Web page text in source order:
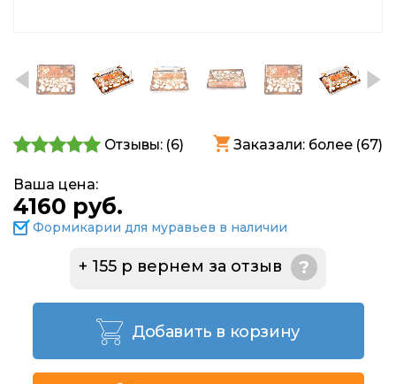
Отзывы: (6) Заказали: более (67)
Ваша цена:
4160 руб.
Формикарии для муравьев в наличии
+ 155 р вернем за отзыв ?
Добавить в корзину